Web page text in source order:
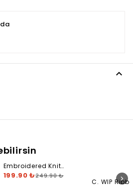
Embroidered Knit
Cuffed Bere
199.90 ₺249.90 ₺
C. WIP